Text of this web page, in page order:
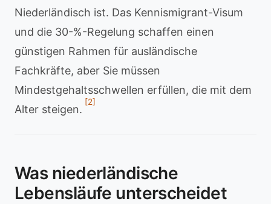
Niederländisch ist. Das Kennismigrant-Visum
und die 30-%-Regelung schaffen einen
günstigen Rahmen für ausländische
Fachkräfte, aber Sie müssen
Mindestgehaltsschwellen erfüllen, die mit dem
Alter steigen.
[2]
Was niederländische
Lebensläufe unterscheidet